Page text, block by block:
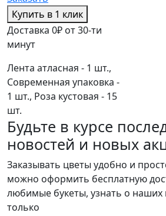
Купить в 1 клик
Доставка 0₽ от 30-ти
минут
Лента атласная - 1 шт.,
Современная упаковка -
1 шт., Роза кустовая - 15
шт.
Будьте в курсе
новостей и новых
Заказывать цветы удобно и
можно оформить бесплатную
любимые букеты, узнать о наших
только